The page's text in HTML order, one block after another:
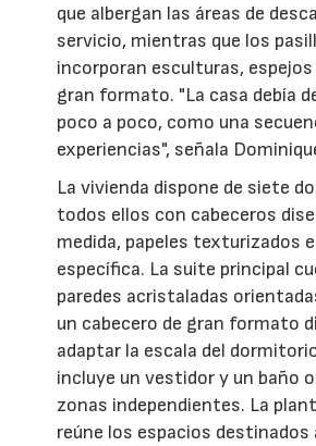
que albergan las áreas de
servicio, mientras que los
incorporan esculturas, espejos
gran formato. "La casa debía
poco a poco, como una
experiencias", señala
La vivienda dispone de siete
todos ellos con cabeceros
medida, papeles texturizados
específica. La suite principal
paredes acristaladas
un cabecero de gran formato
adaptar la escala del
incluye un vestidor y un baño
zonas independientes. La
reúne los espacios destinados